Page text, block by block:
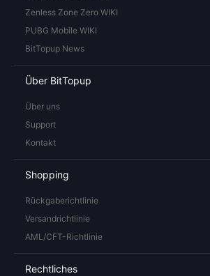
Zenless Zone Zero WIKI
PUBG Mobile WIKI
BitTopup News
Über BitTopup
Über uns
Support
Kontakt
Shopping
Rückgaberichtlinie
Versandrichtlinie
AML/CFT-Richtlinie
Rechtliches